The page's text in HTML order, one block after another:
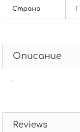
Страна
Описание
'
Reviews